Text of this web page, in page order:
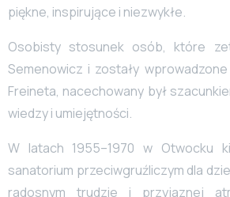
piękne, inspirujące i niezwykłe.
Osobisty stosunek osób, które
Semenowicz i zostały
Freineta, nacechowany był
wiedzy i umiejętności.
W latach 1955–1970 w Otwocku
sanatorium przeciwgruźliczym dla
radosnym trudzie i przyjaznej